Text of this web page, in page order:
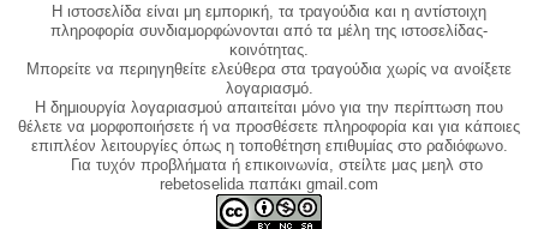
Η ιστοσελίδα είναι μη εμπορική, τα τραγούδια και η αντίστοιχη
πληροφορία συνδιαμορφώνονται από τα μέλη της ιστοσελίδας-
κοινότητας.
Μπορείτε να περιηγηθείτε ελεύθερα στα τραγούδια χωρίς να ανοίξετε
λογαριασμό.
Η δημιουργία λογαριασμού απαιτείται μόνο για την περίπτωση που
θέλετε να μορφοποιήσετε ή να προσθέσετε πληροφορία και για κάποιες
επιπλέον λειτουργίες όπως η τοποθέτηση επιθυμίας στο ραδιόφωνο.
Για τυχόν προβλήματα ή επικοινωνία, στείλτε μας μεηλ στο
rebetoselida παπάκι gmail.com